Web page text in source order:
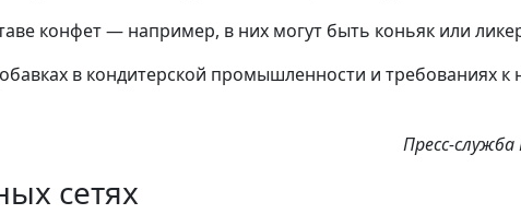
конфет — например, в них могут быть коньяк или
в кондитерской промышленности и требованиях к
Пресс-
сетях